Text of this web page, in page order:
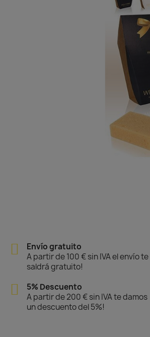
Envío gratuito
A partir de 100 € sin IVA el envío te
saldrá gratuito!
5% Descuento
A partir de 200 € sin IVA te damos
un descuento del 5%!